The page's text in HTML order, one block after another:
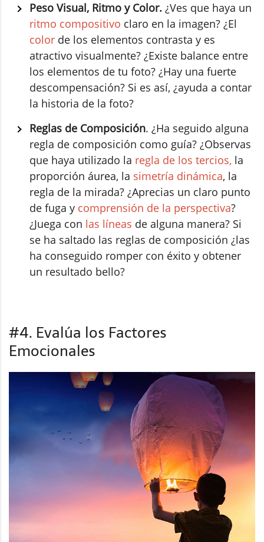
Peso Visual, Ritmo y Color. ¿Ves que haya un
ritmo compositivo claro en la imagen? ¿El
color de los elementos contrasta y es
atractivo visualmente? ¿Existe balance entre
los elementos de tu foto? ¿Hay una fuerte
descompensación? Si es así, ¿ayuda a contar
la historia de la foto?
Reglas de Composición. ¿Ha seguido alguna
regla de composición como guía? ¿Observas
que haya utilizado la regla de los tercios, la
proporción áurea, la simetría dinámica, la
regla de la mirada? ¿Aprecias un claro punto
de fuga y comprensión de la perspectiva?
¿Juega con las líneas de alguna manera? Si
se ha saltado las reglas de composición ¿las
ha conseguido romper con éxito y obtener
un resultado bello?
#4. Evalúa los Factores
Emocionales